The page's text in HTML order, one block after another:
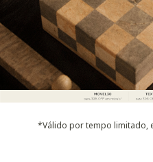
*Válido por tempo limitado,